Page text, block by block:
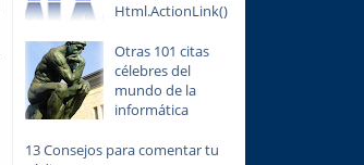
Html.ActionLink()
Otras 101 citas
célebres del
mundo de la
informática
13 Consejos para comentar tu